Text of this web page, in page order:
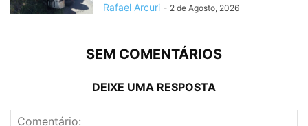
Rafael Arcuri - 2 de Agosto, 2026
SEM COMENTÁRIOS
DEIXE UMA RESPOSTA